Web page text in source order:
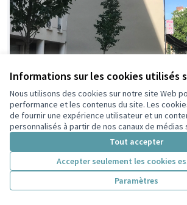
Informations sur les cookies utilisés
Nous utilisons des cookies sur notre site Web
performance et les contenus du site. Les
de fournir une expérience utilisateur et un
personnalisés à partir de nos canaux de médias
Tout accepter
Accepter seulement les cookies
Paramètres